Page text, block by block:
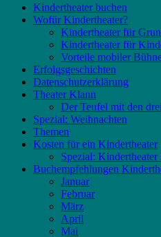
Kindertheater buchen
Wofür Kindertheater?
Kindertheater für
Kindertheater für
Vorteile mobiler
Erfolgsgeschichten
Datenschutzerklärung
Theater Klann
Der Teufel mit den
Spezial: Weihnachten
Themen
Kosten für ein Kindertheater
Spezial: Kindertheater
Buchempfehlungen
Januar
Februar
März
April
Mai